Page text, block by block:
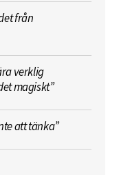
från
verklig
magiskt”
att tänka”